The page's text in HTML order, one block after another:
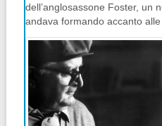
dell’anglosassone Foster, un
andava formando accanto